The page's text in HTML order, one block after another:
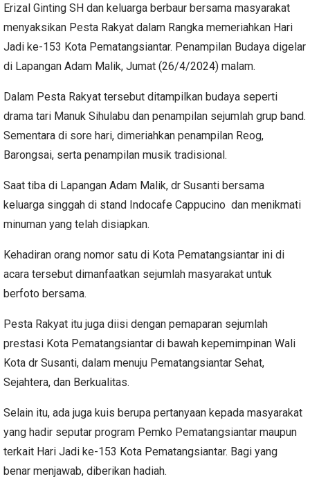
Erizal Ginting SH dan keluarga berbaur bersama masyarakat
menyaksikan Pesta Rakyat dalam Rangka memeriahkan Hari
Jadi ke-153 Kota Pematangsiantar. Penampilan Budaya digelar
di Lapangan Adam Malik, Jumat (26/4/2024) malam.
Dalam Pesta Rakyat tersebut ditampilkan budaya seperti
drama tari Manuk Sihulabu dan penampilan sejumlah grup band.
Sementara di sore hari, dimeriahkan penampilan Reog,
Barongsai, serta penampilan musik tradisional.
Saat tiba di Lapangan Adam Malik, dr Susanti bersama
keluarga singgah di stand Indocafe Cappucino dan menikmati
minuman yang telah disiapkan.
Kehadiran orang nomor satu di Kota Pematangsiantar ini di
acara tersebut dimanfaatkan sejumlah masyarakat untuk
berfoto bersama.
Pesta Rakyat itu juga diisi dengan pemaparan sejumlah
prestasi Kota Pematangsiantar di bawah kepemimpinan Wali
Kota dr Susanti, dalam menuju Pematangsiantar Sehat,
Sejahtera, dan Berkualitas.
Selain itu, ada juga kuis berupa pertanyaan kepada masyarakat
yang hadir seputar program Pemko Pematangsiantar maupun
terkait Hari Jadi ke-153 Kota Pematangsiantar. Bagi yang
benar menjawab, diberikan hadiah.